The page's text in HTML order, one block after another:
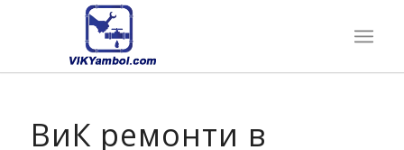
ВиК ремонти в